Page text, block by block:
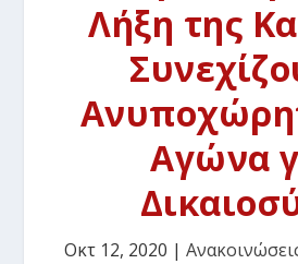
Λήξη της
Αγώνα
Οκτ 12, 2020 |